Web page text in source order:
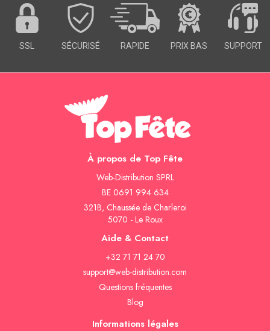
SSL SÉCURISÉ RAPIDE PRIX BAS SUPPORT
À propos de Top Fête
Web-Distribution SPRL
BE 0691 994 634
321B, Chaussée de Charleroi
5070 - Le Roux
Aide & Contact
+32 71 71 24 70
support@web-distribution.com
Questions fréquentes
Blog
Informations légales